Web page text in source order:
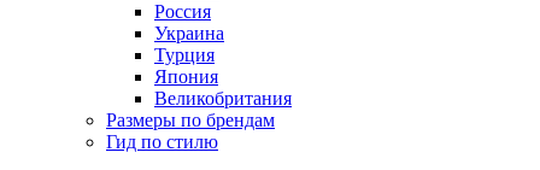
Россия
Украина
Турция
Япония
Великобритания
Размеры по брендам
Гид по стилю